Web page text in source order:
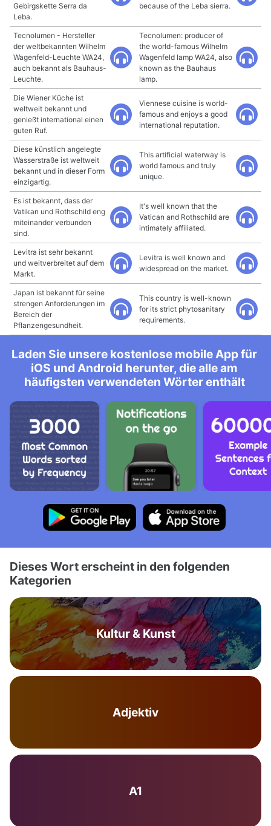
Gebirgskette Serra da
Leba.
because of the Leba sierra.
Tecnolumen - Hersteller
der weltbekannten Wilhelm
Wagenfeld-Leuchte WA24,
auch bekannt als Bauhaus-
Leuchte.
Tecnolumen: producer of
the world-famous Wilhelm
Wagenfeld lamp WA24, also
known as the Bauhaus
lamp.
Die Wiener Küche ist
weltweit bekannt und
genießt international einen
guten Ruf.
Viennese cuisine is world-
famous and enjoys a good
international reputation.
Diese künstlich angelegte
Wasserstraße ist weltweit
bekannt und in dieser Form
einzigartig.
This artificial waterway is
world famous and truly
unique.
Es ist bekannt, dass der
Vatikan und Rothschild eng
miteinander verbunden
sind.
It's well known that the
Vatican and Rothschild are
intimately affiliated.
Levitra ist sehr bekannt
und weitverbreitet auf dem
Markt.
Levitra is well known and
widespread on the market.
Japan ist bekannt für seine
strengen Anforderungen im
Bereich der
Pflanzengesundheit.
This country is well-known
for its strict phytosanitary
requirements.
Laden Sie unsere kostenlose mobile App für
iOS und Android herunter, die alle am
häufigsten verwendeten Wörter enthält
Dieses Wort erscheint in den folgenden
Kategorien
Kultur & Kunst
Adjektiv
A1